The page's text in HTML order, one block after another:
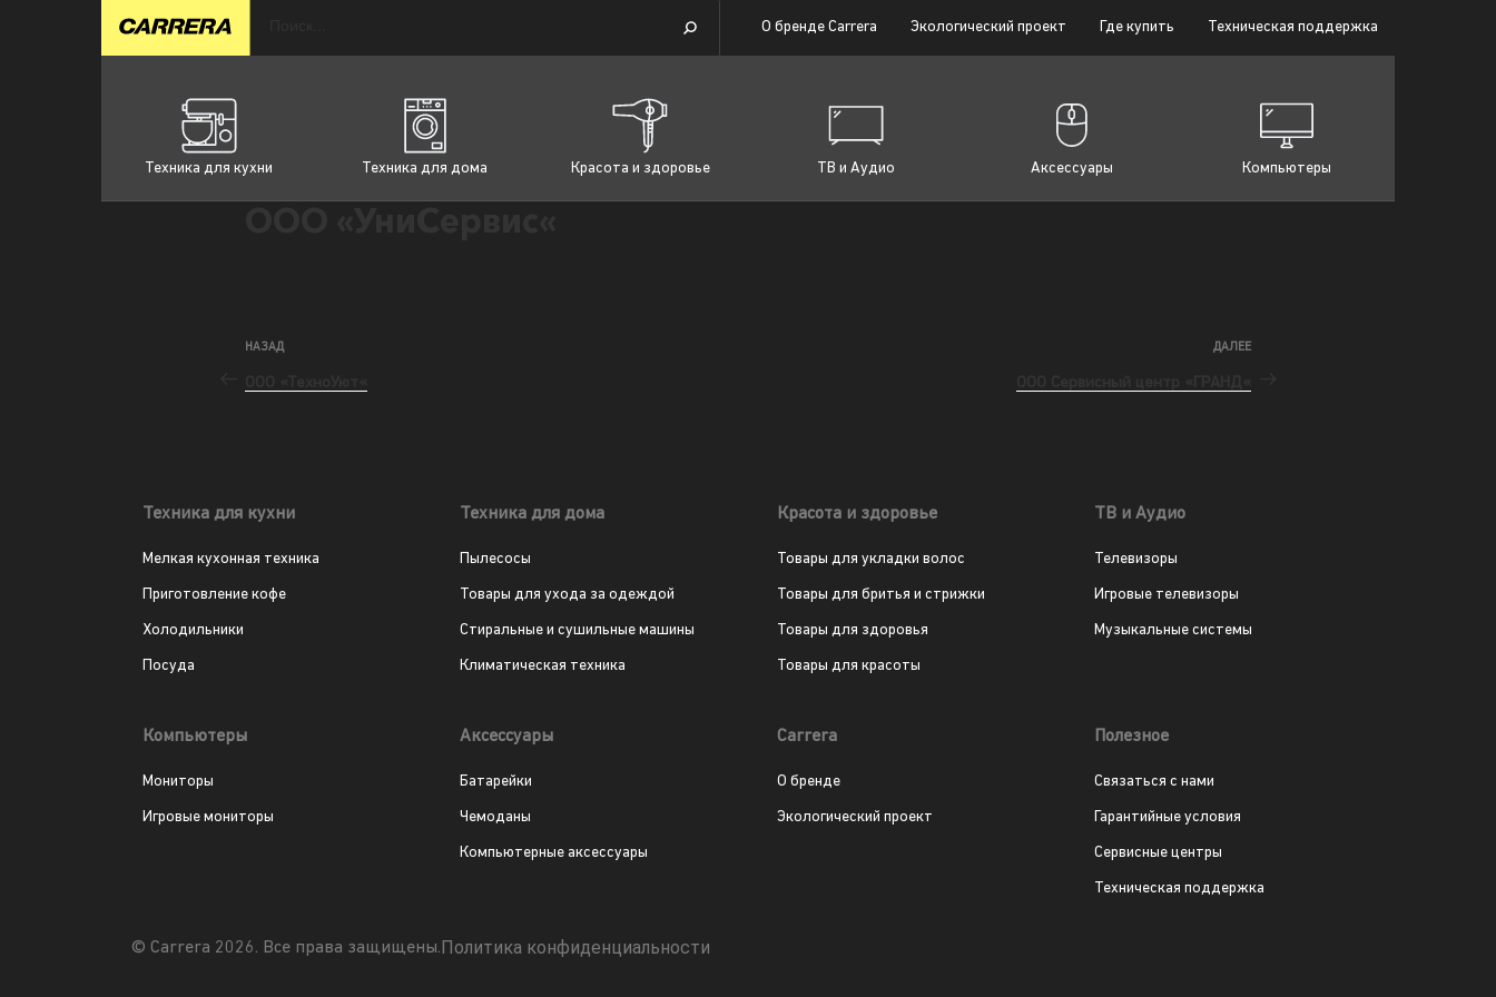
О бренде Carrera Экологический проект Где купить Техническая поддержка
Техника для кухни Техника для дома Красота и здоровье ТВ и Аудио Аксессуары Компьютеры
НАЗАД ДАЛЕЕ
Техника для кухни
Мелкая кухонная техника
Приготовление кофе
Холодильники
Посуда
Техника для дома
Пылесосы
Товары для ухода за одеждой
Стиральные и сушильные машины
Климатическая техника
Красота и здоровье
Товары для укладки волос
Товары для бритья и стрижки
Товары для здоровья
Товары для красоты
ТВ и Аудио
Телевизоры
Игровые телевизоры
Музыкальные системы
Компьютеры
Мониторы
Игровые мониторы
Аксессуары
Батарейки
Чемоданы
Компьютерные аксессуары
Carrera
О бренде
Экологический проект
Полезное
Связаться с нами
Гарантийные условия
Сервисные центры
Техническая поддержка
© Carrera 2026. Все права защищены.Политика конфиденциальности